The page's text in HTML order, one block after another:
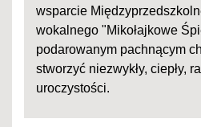
wsparcie
wokalnego "Mikołajkowe
podarowanym pachnącym
stworzyć niezwykły, ciepły,
uroczystości.